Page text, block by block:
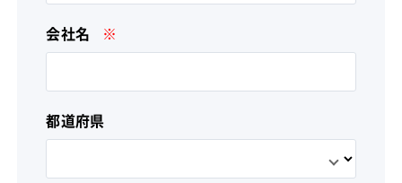
会社名 ※
都道府県